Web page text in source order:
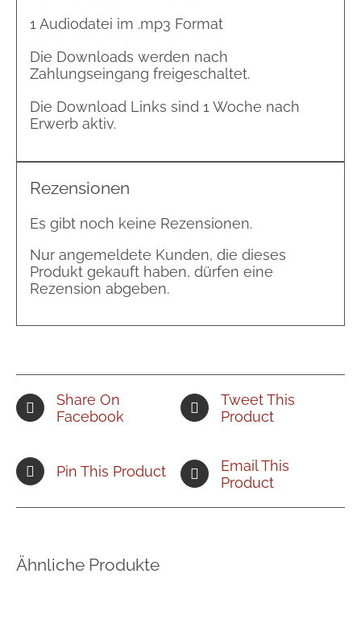
1 Audiodatei im .mp3 Format
Die Downloads werden nach
Zahlungseingang freigeschaltet.
Die Download Links sind 1 Woche nach
Erwerb aktiv.
Rezensionen
Es gibt noch keine Rezensionen.
Nur angemeldete Kunden, die dieses
Produkt gekauft haben, dürfen eine
Rezension abgeben.
Share On
Facebook
Tweet This
Product
Pin This Product
Email This
Product
Ähnliche Produkte